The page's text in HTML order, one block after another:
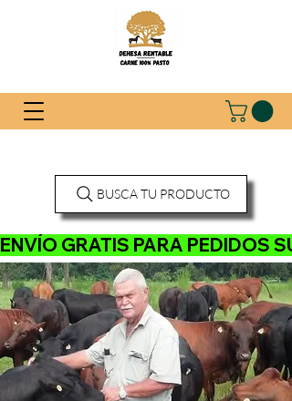
ENVÍO GRATIS PARA
BUSCA TU PRODUCTO